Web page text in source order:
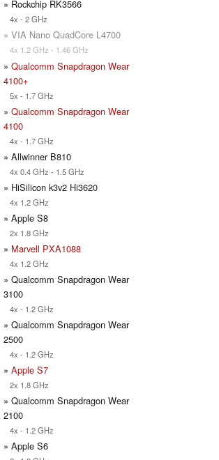
» Rockchip RK3566
4x - 2 GHz
» VIA Nano QuadCore L4700
4x 1.2 GHz - 1.46 GHz
» Qualcomm Snapdragon Wear
4100+
5x - 1.7 GHz
» Qualcomm Snapdragon Wear
4100
4x - 1.7 GHz
» Allwinner B810
4x 0.4 GHz - 1.5 GHz
» HiSilicon k3v2 Hi3620
4x 1.2 GHz
» Apple S8
2x 1.8 GHz
» Marvell PXA1088
4x 1.2 GHz
» Qualcomm Snapdragon Wear
3100
4x - 1.2 GHz
» Qualcomm Snapdragon Wear
2500
4x - 1.2 GHz
» Apple S7
2x 1.8 GHz
» Qualcomm Snapdragon Wear
2100
4x - 1.2 GHz
» Apple S6